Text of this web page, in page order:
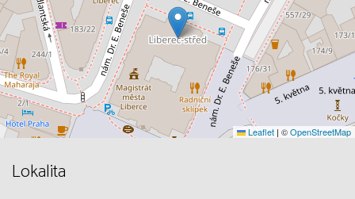
Leaflet | ©OpenStreetMap
Lokalita